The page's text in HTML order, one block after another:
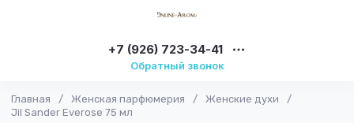
+7 (926) 723-34-41
Обратный звонок
Главная / Женская парфюмерия / Женские духи
/
Jil Sander Everose 75 мл